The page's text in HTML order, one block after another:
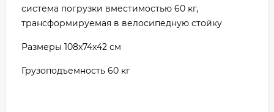
система погрузки вместимостью 60 кг,
трансформируемая в велосипедную стойку
Размеры 108x74x42 см
Грузоподъемность 60 кг